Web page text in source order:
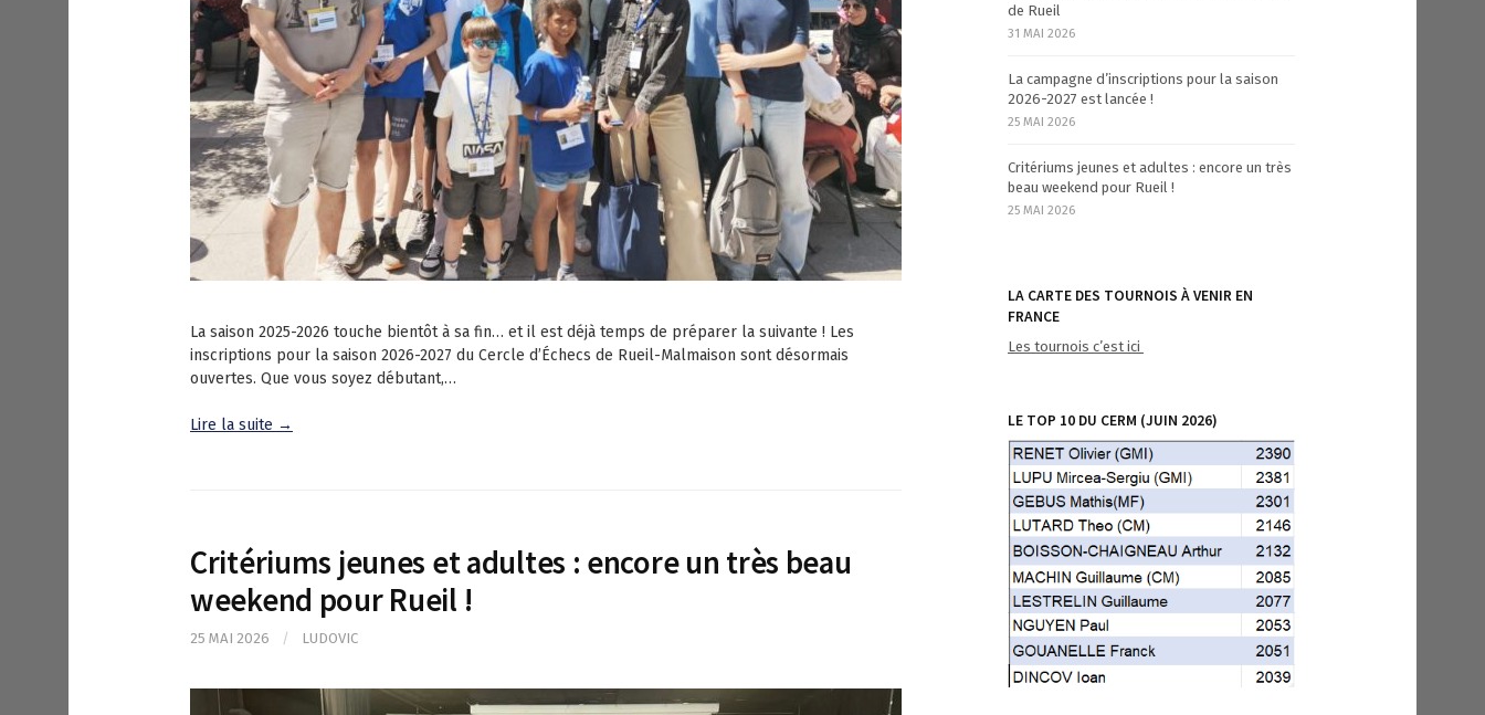
La saison 2025-2026 touche bientôt à sa fin… et il est déjà temps de préparer la suivante ! Les
inscriptions pour la saison 2026-2027 du Cercle d’Échecs de Rueil-Malmaison sont désormais
ouvertes. Que vous soyez débutant,…
Lire la suite →
Critériums jeunes et adultes : encore un très beau
weekend pour Rueil !
25 MAI 2026 / LUDOVIC
de Rueil
31 MAI 2026
La campagne d’inscriptions pour la saison
2026-2027 est lancée !
25 MAI 2026
Critériums jeunes et adultes : encore un très
beau weekend pour Rueil !
25 MAI 2026
LA CARTE DES TOURNOIS À VENIR EN
FRANCE
Les tournois c’est ici
LE TOP 10 DU CERM (JUIN 2026)